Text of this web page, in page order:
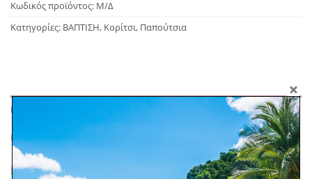
Κωδικός προϊόντος: Μ/Δ
Κατηγορίες: ΒΑΠΤΙΣΗ, Κορίτσι, Παπούτσια
ΠΕΡΙΓΡΑΦΉ
ΕΠΙΠΛΈΟΝ ΠΛΗΡΟΦΟΡΊΕΣ
Babywalker μπαλαρίνα αγκαλιάς σε ιβουάρ απόχρωση,